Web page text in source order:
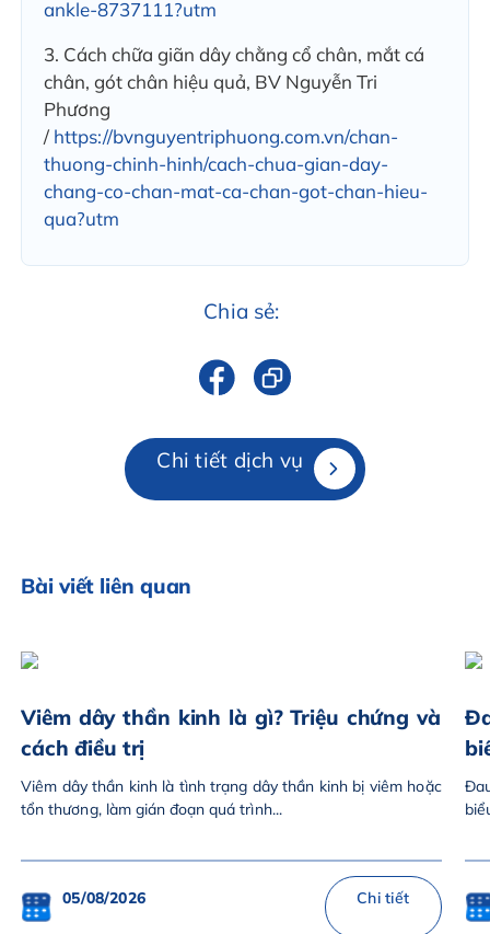
ankle-8737111?utm
3. Cách chữa giãn dây chằng cổ chân, mắt cá
chân, gót chân hiệu quả, BV Nguyễn Tri
Phương
/ https://bvnguyentriphuong.com.vn/chan-
thuong-chinh-hinh/cach-chua-gian-day-
chang-co-chan-mat-ca-chan-got-chan-hieu-
qua?utm
Chia sẻ:
Chi tiết dịch vụ
Bài viết liên quan
Viêm dây thần kinh là gì? Triệu chứng và
cách điều trị
Viêm dây thần kinh là tình trạng dây thần kinh bị viêm hoặc
tổn thương, làm gián đoạn quá trình...
05/08/2026 Chi tiết